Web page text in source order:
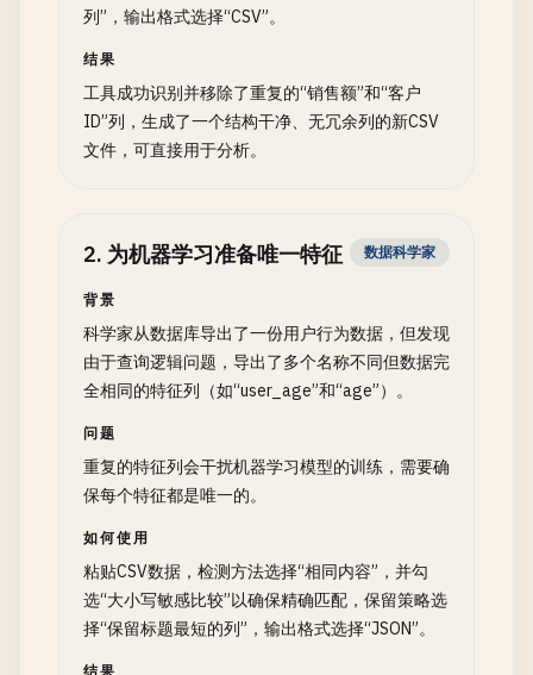
列”，输出格式选择“CSV”。
结果
工具成功识别并移除了重复的“销售额”和“客户
ID”列，生成了一个结构干净、无冗余列的新CSV
文件，可直接用于分析。
2. 为机器学习准备唯一特征 数据科学家
背景
科学家从数据库导出了一份用户行为数据，但发现
由于查询逻辑问题，导出了多个名称不同但数据完
全相同的特征列（如“user_age”和“age”）。
问题
重复的特征列会干扰机器学习模型的训练，需要确
保每个特征都是唯一的。
如何使用
粘贴CSV数据，检测方法选择“相同内容”，并勾
选“大小写敏感比较”以确保精确匹配，保留策略选
择“保留标题最短的列”，输出格式选择“JSON”。
结果